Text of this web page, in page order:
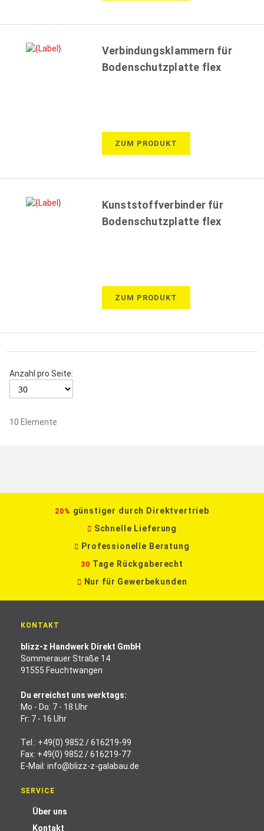
Verbindungsklammern für
Bodenschutzplatte flex
ZUM PRODUKT
Kunststoffverbinder für
Bodenschutzplatte flex
ZUM PRODUKT
Anzahl pro Seite:
10 Elemente
20% günstiger durch Direktvertrieb
Schnelle Lieferung
Professionelle Beratung
30 Tage Rückgaberecht
Nur für Gewerbekunden
KONTAKT
blizz-z Handwerk Direkt GmbH
Sommerauer Straße 14
91555 Feuchtwangen
Du erreichst uns werktags:
Mo - Do: 7 - 18 Uhr
Fr: 7 - 16 Uhr
Tel.: +49(0) 9852 / 616219-99
Fax: +49(0) 9852 / 616219-77
E-Mail: info@blizz-z-galabau.de
SERVICE
Über uns
Kontakt